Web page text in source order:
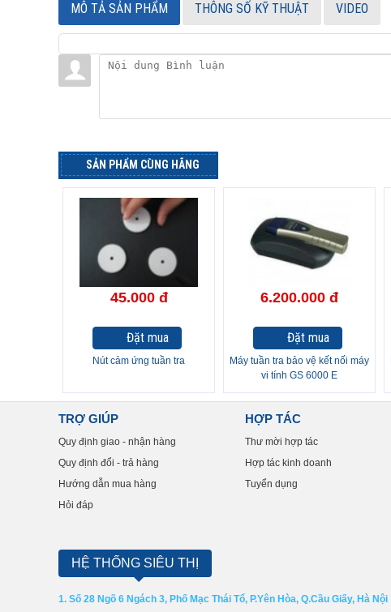
MÔ TẢ SẢN PHẨM THÔNG SỐ KỸ THUẬT VIDEO
SẢN PHẨM CÙNG HÃNG
45.000 đ
Đặt mua
Nút cảm ứng tuần tra
6.200.000 đ
Đặt mua
Máy tuần tra bảo vệ kết nối máy
vi tính GS 6000 E
TRỢ GIÚP
Quy định giao - nhận hàng
Quy định đổi - trả hàng
Hướng dẫn mua hàng
Hỏi đáp
HỢP TÁC
Thư mời hợp tác
Hợp tác kinh doanh
Tuyển dụng
HỆ THỐNG SIÊU THỊ
1. Số 28 Ngõ 6 Ngách 3, Phố Mạc Thái Tổ, P.Yên Hòa, Q.Cầu Giấy, Hà Nội